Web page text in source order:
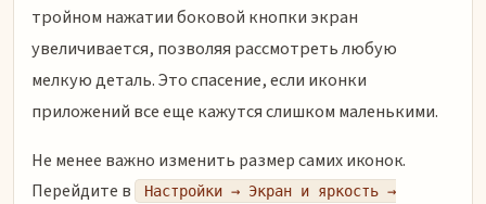
тройном нажатии боковой кнопки экран
увеличивается, позволяя рассмотреть любую
мелкую деталь. Это спасение, если иконки
приложений все еще кажутся слишком маленькими.
Не менее важно изменить размер самих иконок.
Перейдите в
Настройки → Экран и яркость →